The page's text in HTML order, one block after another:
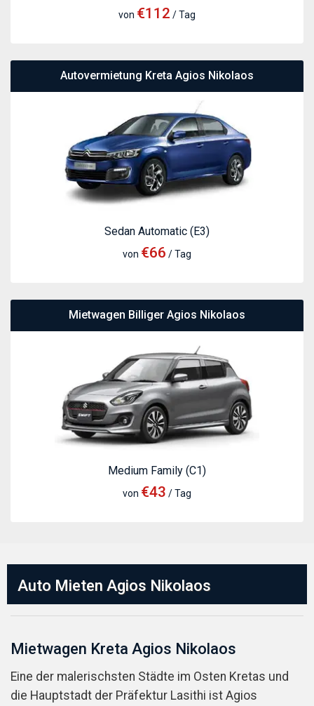
von €112 / Tag
Autovermietung Kreta Agios Nikolaos
Sedan Automatic (E3)
von €66 / Tag
Mietwagen Billiger Agios Nikolaos
Medium Family (C1)
von €43 / Tag
Auto Mieten Agios Nikolaos
Mietwagen Kreta Agios Nikolaos
Eine der malerischsten Städte im Osten Kretas und
die Hauptstadt der Präfektur Lasithi ist Agios